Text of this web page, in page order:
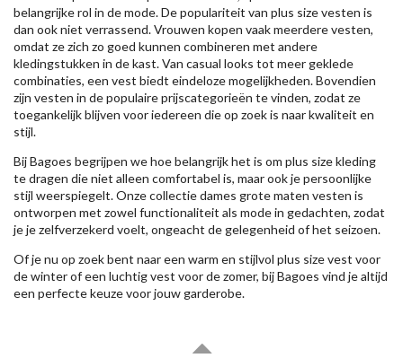
belangrijke rol in de mode. De populariteit van plus size vesten is
dan ook niet verrassend. Vrouwen kopen vaak meerdere vesten,
omdat ze zich zo goed kunnen combineren met andere
kledingstukken in de kast. Van casual looks tot meer geklede
combinaties, een vest biedt eindeloze mogelijkheden. Bovendien
zijn vesten in de populaire prijscategorieën te vinden, zodat ze
toegankelijk blijven voor iedereen die op zoek is naar kwaliteit en
stijl.
Bij Bagoes begrijpen we hoe belangrijk het is om plus size kleding
te dragen die niet alleen comfortabel is, maar ook je persoonlijke
stijl weerspiegelt. Onze collectie dames grote maten vesten is
ontworpen met zowel functionaliteit als mode in gedachten, zodat
je je zelfverzekerd voelt, ongeacht de gelegenheid of het seizoen.
Of je nu op zoek bent naar een warm en stijlvol plus size vest voor
de winter of een luchtig vest voor de zomer, bij Bagoes vind je altijd
een perfecte keuze voor jouw garderobe.